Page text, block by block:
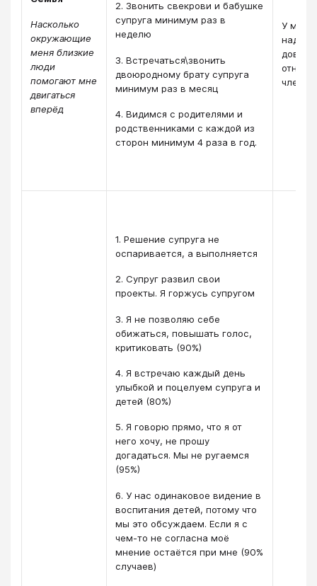
Насколько
окружающие
меня близкие
люди
помогают мне
двигаться
вперёд
2. Звонить свекрови и бабушке
супруга минимум раз в
неделю
3. Встречаться\звонить
двоюродному брату супруга
минимум раз в месяц
4. Видимся с родителями и
родственниками с каждой из
сторон минимум 4 раза в год.
У меня
1. Решение супруга не
оспаривается, а выполняется
2. Супруг развил свои
проекты. Я горжусь супругом
3. Я не позволяю себе
обижаться, повышать голос,
критиковать (90%)
4. Я встречаю каждый день
улыбкой и поцелуем супруга и
детей (80%)
5. Я говорю прямо, что я от
него хочу, не прошу
догадаться. Мы не ругаемся
(95%)
6. У нас одинаковое видение в
воспитания детей, потому что
мы это обсуждаем. Если я с
чем-то не согласна моё
мнение остаётся при мне (90%
случаев)